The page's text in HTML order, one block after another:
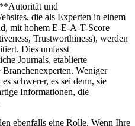
und
die als Experten in einem
mit hohem E-E-A-T-Score
Trustworthiness), werden
Dies umfasst
Journals, etablierte
Weniger
schwerer, es sei denn, sie
Informationen, die
ebenfalls eine Rolle. Wenn Ihre